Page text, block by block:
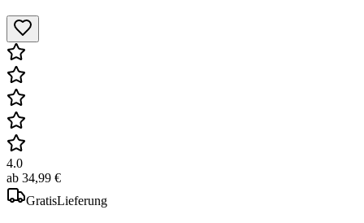
4.0
ab 34,99 €
GratisLieferung